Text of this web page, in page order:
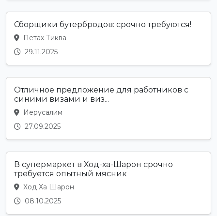
Сборщики бутербродов: срочно требуются!
Петах Тиква
29.11.2025
Отличное предложение для работников с
синими визами и виз...
Иерусалим
27.09.2025
В супермаркет в Ход-ха-Шарон срочно
требуется опытный мясник
Ход Ха Шарон
08.10.2025